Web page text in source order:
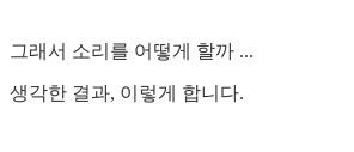
그래서 소리를 어떻게 할까 ...
생각한 결과, 이렇게 합니다.